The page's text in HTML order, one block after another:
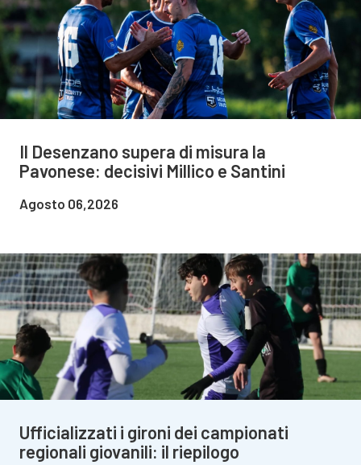
Il Desenzano supera di misura la
Pavonese: decisivi Millico e Santini
Agosto 06,2026
Ufficializzati i gironi dei campionati
regionali giovanili: il riepilogo